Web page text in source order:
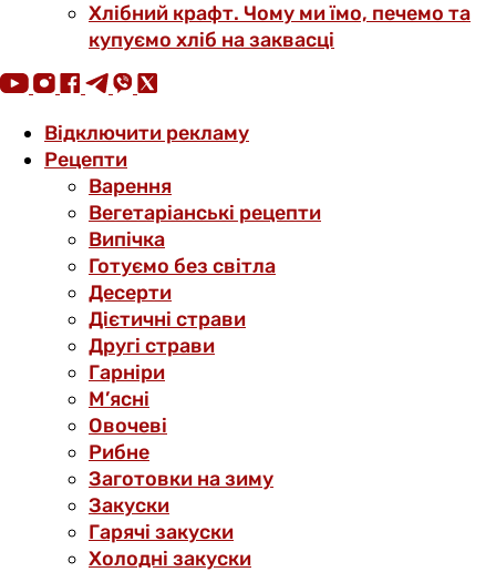
Хлібний крафт. Чому ми їмо, печемо та
купуємо хліб на заквасці
Відключити рекламу
Рецепти
Варення
Вегетаріанські рецепти
Випічка
Готуємо без світла
Десерти
Дієтичні страви
Другі страви
Гарніри
М’ясні
Овочеві
Рибне
Заготовки на зиму
Закуски
Гарячі закуски
Холодні закуски